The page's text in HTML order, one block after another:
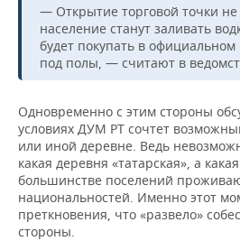
— Открытие торговой точки не
население станут заливать
будет покупать в официальном
под полы, — считают в
Одновременно с этим стороны
условиях ДУМ РТ сочтет
или иной деревне. Ведь
какая деревня «татарская», а
большинстве поселений
национальностей. Именно этот
преткновения, что «развело»
стороны.